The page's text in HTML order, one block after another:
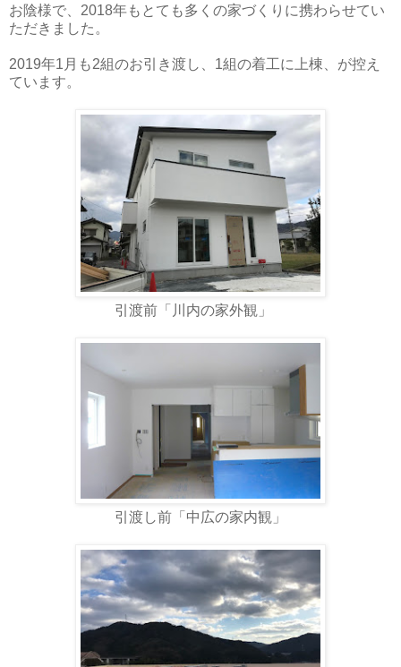
お陰様で、2018年もとても多くの家づくりに携わらせてい
ただきました。
2019年1月も2組のお引き渡し、1組の着工に上棟、が控え
ています。
引渡前「川内の家外観」
引渡し前「中広の家内観」